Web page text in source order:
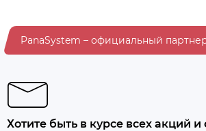
PanaSystem – официальный
Хотите быть в курсе всех акций и